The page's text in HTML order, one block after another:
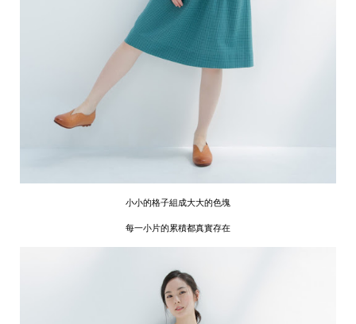
小小的格子組成大大的色塊
每一小片的累積都真實存在